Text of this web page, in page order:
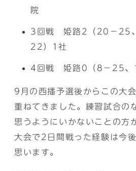
院
3回戦 姫路2（20－25
22）1社
4回戦 姫路0（8－25、
9月の西播予選後からこの大
重ねてきました。練習試合の
思うようにいかないことの方
大会で2日間戦った経験は今
思います。